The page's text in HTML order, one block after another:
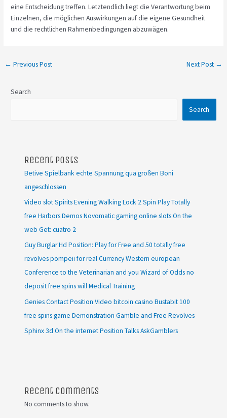
eine Entscheidung treffen. Letztendlich liegt die Verantwortung beim
Einzelnen, die möglichen Auswirkungen auf die eigene Gesundheit
und die rechtlichen Rahmenbedingungen abzuwägen.
← Previous Post Next Post →
Search
Search
Recent Posts
Betive Spielbank echte Spannung qua großen Boni
angeschlossen
Video slot Spirits Evening Walking Lock 2 Spin Play Totally
free Harbors Demos Novomatic gaming online slots On the
web Get: cuatro 2
Guy Burglar Hd Position: Play for Free and 50 totally free
revolves pompeii for real Currency Western european
Conference to the Veterinarian and you Wizard of Odds no
deposit free spins will Medical Training
Genies Contact Position Video bitcoin casino Bustabit 100
free spins game Demonstration Gamble and Free Revolves
Sphinx 3d On the internet Position Talks AskGamblers
Recent Comments
No comments to show.